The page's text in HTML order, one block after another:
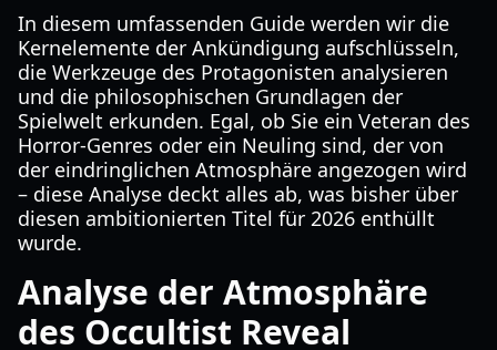
In diesem umfassenden Guide werden wir die
Kernelemente der Ankündigung aufschlüsseln,
die Werkzeuge des Protagonisten analysieren
und die philosophischen Grundlagen der
Spielwelt erkunden. Egal, ob Sie ein Veteran des
Horror-Genres oder ein Neuling sind, der von
der eindringlichen Atmosphäre angezogen wird
– diese Analyse deckt alles ab, was bisher über
diesen ambitionierten Titel für 2026 enthüllt
wurde.
Analyse der Atmosphäre
des Occultist Reveal